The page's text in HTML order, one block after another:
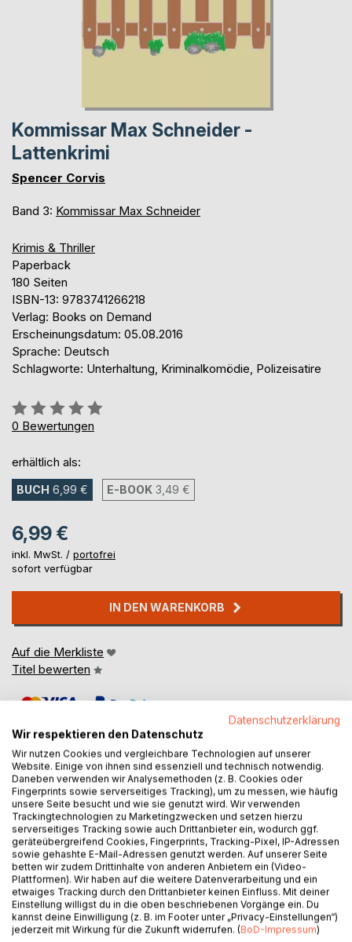
Kommissar Max Schneider -
Lattenkrimi
Spencer Corvis
Band 3: Kommissar Max Schneider
Krimis & Thriller
Paperback
180 Seiten
ISBN-13: 9783741266218
Verlag: Books on Demand
Erscheinungsdatum: 05.08.2016
Sprache: Deutsch
Schlagworte: Unterhaltung, Kriminalkomödie, Polizeisatire
Bewertung::
0%
0 Bewertungen
erhältlich als:
BUCH 6,99 € E-BOOK 3,49 €
6,99 €
inkl. MwSt. / portofrei
sofort verfügbar
IN DEN WARENKORB
Auf die Merkliste
Titel bewerten
BESCHREIBUNG
Sein neuer Fall führt Max Schneider an ein Filmset, an dem
eine der Darstellerinnen ermordet wurde.
Nach anfänglicher Euphorie ist der weitere Blick hinter die
Kulissen sehr ernüchternd, wie der Kommissar feststellen
muss.
Er tut sich schwer mit den eigenwilligen Charakteren der
Darsteller, von daher gestalten sich die Ermittlungen und
Datenschutzerklärung
Wir respektieren den Datenschutz
Wir nutzen Cookies und vergleichbare Technologien auf unserer
Website. Einige von ihnen sind essenziell und technisch notwendig.
Daneben verwenden wir Analysemethoden (z. B. Cookies oder
Fingerprints sowie serverseitiges Tracking), um zu messen, wie häufig
unsere Seite besucht und wie sie genutzt wird. Wir verwenden
Trackingtechnologien zu Marketingzwecken und setzen hierzu
serverseitiges Tracking sowie auch Drittanbieter ein, wodurch ggf.
geräteübergreifend Cookies, Fingerprints, Tracking-Pixel, IP-Adressen
sowie gehashte E-Mail-Adressen genutzt werden. Auf unserer Seite
betten wir zudem Drittinhalte von anderen Anbietern ein (Video-
Plattformen). Wir haben auf die weitere Datenverarbeitung und ein
etwaiges Tracking durch den Drittanbieter keinen Einfluss. Mit deiner
Einstellung willigst du in die oben beschriebenen Vorgänge ein. Du
kannst deine Einwilligung (z. B. im Footer unter „Privacy-Einstellungen“)
jederzeit mit Wirkung für die Zukunft widerrufen. (BoD-Impressum)